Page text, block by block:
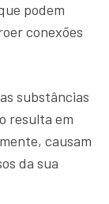
podem
conexões
substâncias
resulta em
causam
da sua